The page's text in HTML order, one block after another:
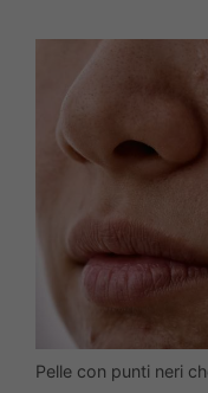
Pelle con punti neri